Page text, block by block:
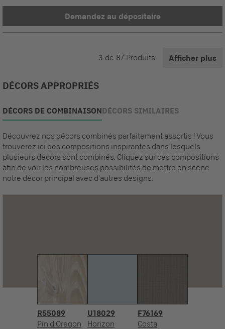
Demandez au dépositaire
3 de 87 Produits Afficher plus
DÉCORS APPROPRIÉS
DÉCORS DE COMBINAISONDÉCORS SIMILAIRES
Découvrez nos décors combinés parfaitement assortis ! Vous
trouverez ici des compositions inspirantes dans lesquels
plusieurs décors sont combinés. Cliquez sur ces compositions
afin de voir les nombreuses possibilités de mettre en scène
notre décor principal avec d'autres designs.
R55089
Pin d'Oregon
U18029
Horizon
F76169
Costa